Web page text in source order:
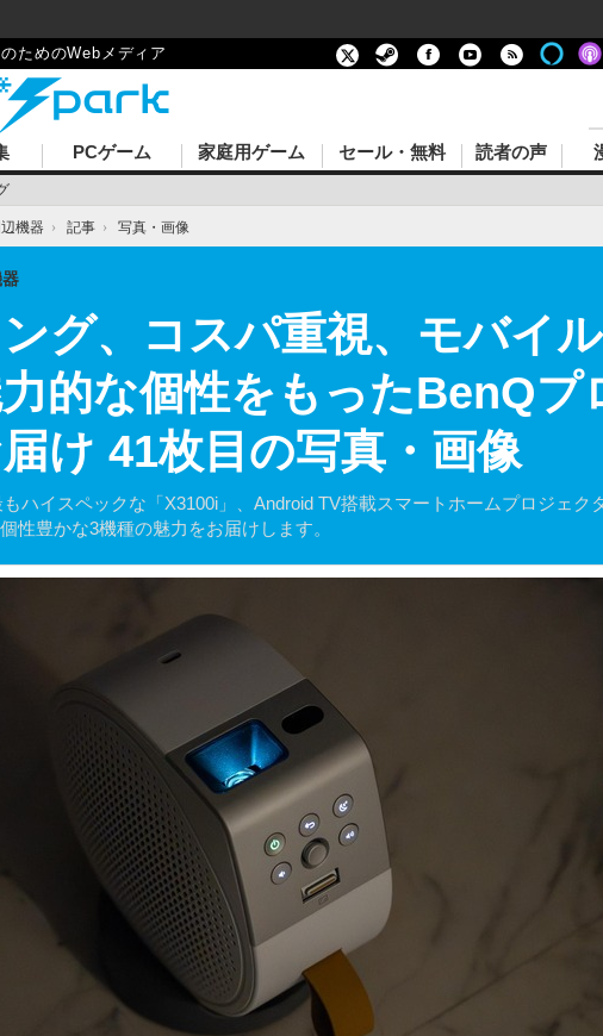
ためのWebメディア
PCゲーム 家庭用ゲーム セール・無料 読者の声
辺機器 › 記事 › 写真・画像
グ、コスパ重視、モバイ
的な個性をもったBenQプ
け 41枚目の写真・画像
もハイスペックな「X3100i」、Android TV搭載スマートホームプロジェ
性豊かな3機種の魅力をお届けします。